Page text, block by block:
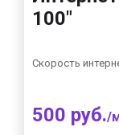
100"
Скорость
500 руб./